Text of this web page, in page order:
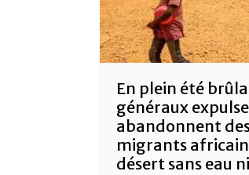
En plein été
généraux
abandonnent
migrants
désert sans eau